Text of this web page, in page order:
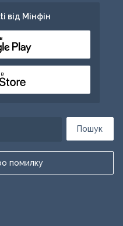
Пошук
помилку
від Мінфін